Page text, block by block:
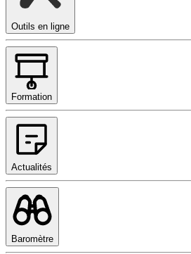
Outils en ligne
Formation
Actualités
Baromètre